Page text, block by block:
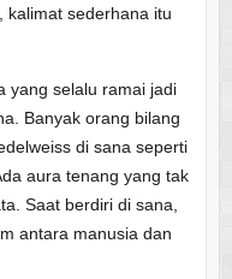
kalimat sederhana itu
yang selalu ramai jadi
Banyak orang bilang
di sana seperti
aura tenang yang tak
Saat berdiri di sana,
antara manusia dan